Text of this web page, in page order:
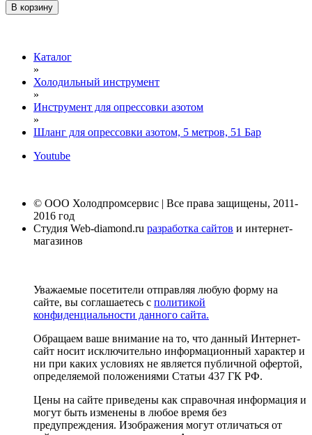
В корзину
Каталог
»
Холодильный инструмент
»
Инструмент для опрессовки азотом
»
Шланг для опрессовки азотом, 5 метров, 51 Бар
Youtube
© ООО Холодпромсервис | Все права защищены, 2011-
2016 год
Студия Web-diamond.ru разработка сайтов и интернет-
магазинов
Уважаемые посетители отправляя любую форму на
сайте, вы соглашаетесь с политикой
конфиденциальности данного сайта.
Обращаем ваше внимание на то, что данный Интернет-
сайт носит исключительно информационный характер и
ни при каких условиях не является публичной офертой,
определяемой положениями Статьи 437 ГК РФ.
Цены на сайте приведены как справочная информация и
могут быть изменены в любое время без
предупреждения. Изображения могут отличаться от